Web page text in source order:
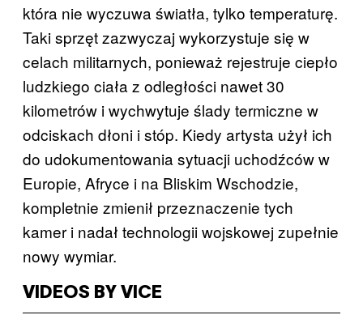
która nie wyczuwa światła, tylko temperaturę.
Taki sprzęt zazwyczaj wykorzystuje się w
celach militarnych, ponieważ rejestruje ciepło
ludzkiego ciała z odległości nawet 30
kilometrów i wychwytuje ślady termiczne w
odciskach dłoni i stóp. Kiedy artysta użył ich
do udokumentowania sytuacji uchodźców w
Europie, Afryce i na Bliskim Wschodzie,
kompletnie zmienił przeznaczenie tych
kamer i nadał technologii wojskowej zupełnie
nowy wymiar.
VIDEOS BY VICE